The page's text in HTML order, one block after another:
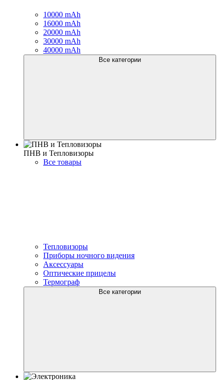
10000 mAh
16000 mAh
20000 mAh
30000 mAh
40000 mAh
Все категории
ПНВ и Тепловизоры
Все товары
Тепловизоры
Приборы ночного видения
Аксессуары
Оптические прицелы
Термограф
Все категории